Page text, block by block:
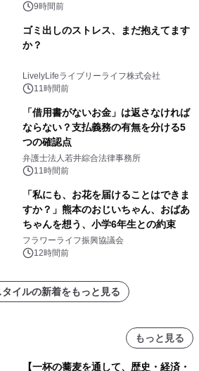
9時間前
ゴミ出しのストレス、まだ抱えてます
か？
LivelyLifeライブリーライフ株式会社
11時間前
「借用書がないお金」は返さなければ
ならない？支払義務の有無を分ける5
つの確認点
弁護士法人若井綜合法律事務所
11時間前
「私にも、お花を届けることはできま
すか？」熊本のおじいちゃん、おばあ
ちゃんを想う、小学6年生との約束
フラワーライフ振興協議会
12時間前
イルの新着をもっと見る
もっと見る
【一杯の蕎麦を通して、歴史・経済・